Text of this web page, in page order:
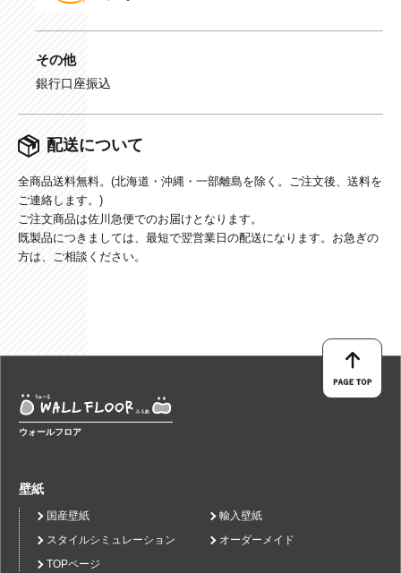
その他
銀行口座振込
配送について
全商品送料無料。(北海道・沖縄・一部離島を除く。ご注文後、送料を
ご連絡します。)
ご注文商品は佐川急便でのお届けとなります。
既製品につきましては、最短で翌営業日の配送になります。お急ぎの
方は、ご相談ください。
ウォールフロア
壁紙
国産壁紙
輸入壁紙
スタイルシミュレーション
オーダーメイド
TOPページ